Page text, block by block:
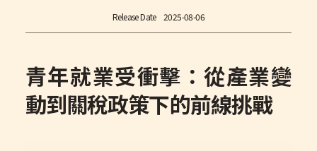
Release Date 2025-08-06
青年就業受衝擊：從產業變
動到關稅政策下的前線挑戰